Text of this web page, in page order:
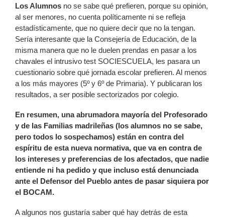
Los Alumnos no se sabe qué prefieren, porque su opinión,
al ser menores, no cuenta políticamente ni se refleja
estadísticamente, que no quiere decir que no la tengan.
Sería interesante que la Consejería de Educación, de la
misma manera que no le duelen prendas en pasar a los
chavales el intrusivo test SOCIESCUELA, les pasara un
cuestionario sobre qué jornada escolar prefieren. Al menos
a los más mayores (5º y 6º de Primaria). Y publicaran los
resultados, a ser posible sectorizados por colegio.
En resumen, una abrumadora mayoría del Profesorado
y de las Familias madrileñas (los alumnos no se sabe,
pero todos lo sospechamos) están en contra del
espíritu de esta nueva normativa, que va en contra de
los intereses y preferencias de los afectados, que nadie
entiende ni ha pedido y que incluso está denunciada
ante el Defensor del Pueblo antes de pasar siquiera por
el BOCAM.
A algunos nos gustaría saber qué hay detrás de esta